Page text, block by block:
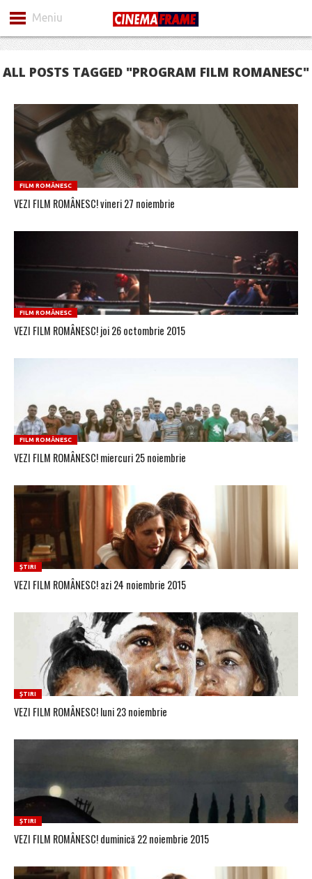
Meniu
ALL POSTS TAGGED "PROGRAM FILM ROMANESC"
FILM ROMÂNESC
VEZI FILM ROMÂNESC! vineri 27 noiembrie
FILM ROMÂNESC
VEZI FILM ROMÂNESC! joi 26 octombrie 2015
FILM ROMÂNESC
VEZI FILM ROMÂNESC! miercuri 25 noiembrie
ȘTIRI
VEZI FILM ROMÂNESC! azi 24 noiembrie 2015
ȘTIRI
VEZI FILM ROMÂNESC! luni 23 noiembrie
ȘTIRI
VEZI FILM ROMÂNESC! duminică 22 noiembrie 2015